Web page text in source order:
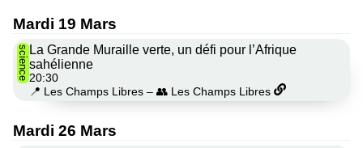
Mardi 19 Mars
scienceLa Grande Muraille verte, un défi pour l’Afrique
sahélienne
20:30
📍 Les Champs Libres – 👥 Les Champs Libres
Mardi 26 Mars